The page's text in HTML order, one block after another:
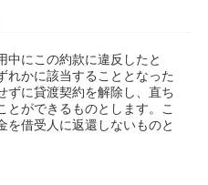
中にこの約款に違反したと
れかに該当することとなった
ずに貸渡契約を解除し、直ち
とができるものとします。こ
を借受人に返還しないものと